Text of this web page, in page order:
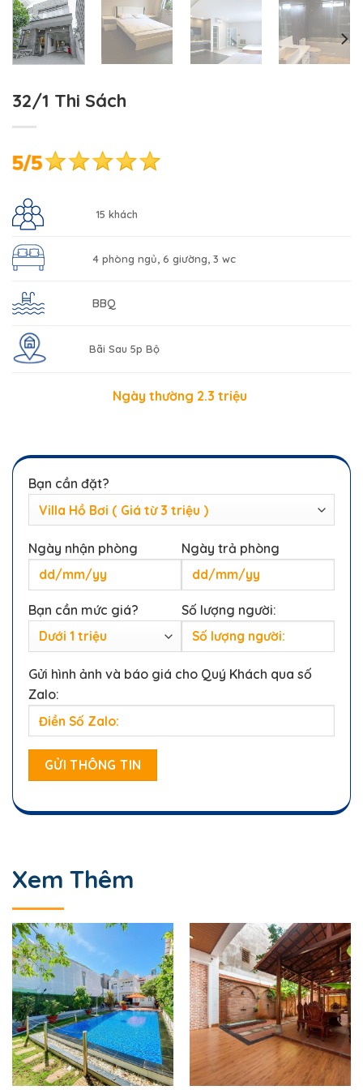
32/1 Thi Sách
15 khách
4 phòng ngủ, 6 giường, 3 wc
BBQ
Bãi Sau 5p Bộ
Ngày thường 2.3 triệu
Bạn cần đặt?
Ngày nhận phòng Ngày trả phòng
Bạn cần mức giá? Số lượng người:
Gửi hình ảnh và báo giá cho Quý Khách qua số
Zalo:
Xem Thêm